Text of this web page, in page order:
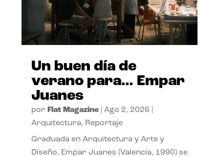
Un buen día de
verano para… Empar
Juanes
por Flat Magazine| Ago 2, 2026
Arquitectura, Reportaje
Graduada en Arquitectura y Arte y
Diseño, Empar Juanes (Valencia, 1990) se